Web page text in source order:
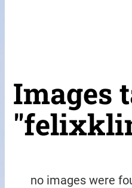
Images
no images were